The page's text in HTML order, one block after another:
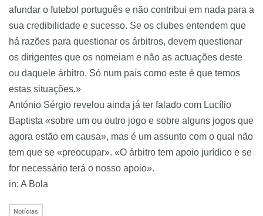
afundar o futebol português e não contribui em nada para a
sua credibilidade e sucesso. Se os clubes entendem que
há razões para questionar os árbitros, devem questionar
os dirigentes que os nomeiam e não as actuações deste
ou daquele árbitro. Só num país como este é que temos
estas situações.»
António Sérgio revelou ainda já ter falado com Lucílio
Baptista «sobre um ou outro jogo e sobre alguns jogos que
agora estão em causa», mas é um assunto com o qual não
tem que se «preocupar». «O árbitro tem apoio jurídico e se
for necessário terá o nosso apoio».
in: A Bola
Notícias